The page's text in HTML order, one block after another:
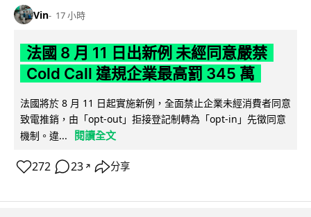
Vin 17 小時
法國 8 月 11 日出新例 未經同意嚴禁
Cold Call 違規企業最高罰 345 萬
法國將於 8 月 11 日起實施新例，全面禁止企業未經消費者同意
致電推銷，由「opt-out」拒接登記制轉為「opt-in」先徵同意
機制。違...
閱讀全文
272 23 ↗ 分享